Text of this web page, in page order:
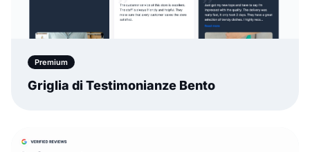
Premium
Griglia di Testimonianze Bento